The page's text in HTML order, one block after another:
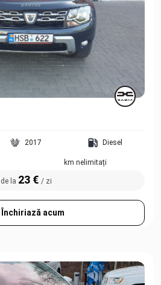
2017 Diesel
km nelimitați
de la 23 € / zi
Închiriază acum